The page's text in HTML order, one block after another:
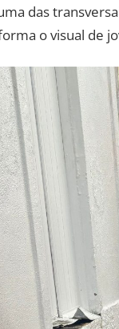
das
o visual de